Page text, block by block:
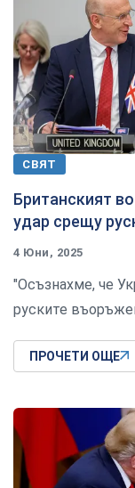
СВЯТ
Британският
удар срещу
4 Юни, 2025
"Осъзнахме, че
руските
ПРОЧЕТИ ОЩЕ